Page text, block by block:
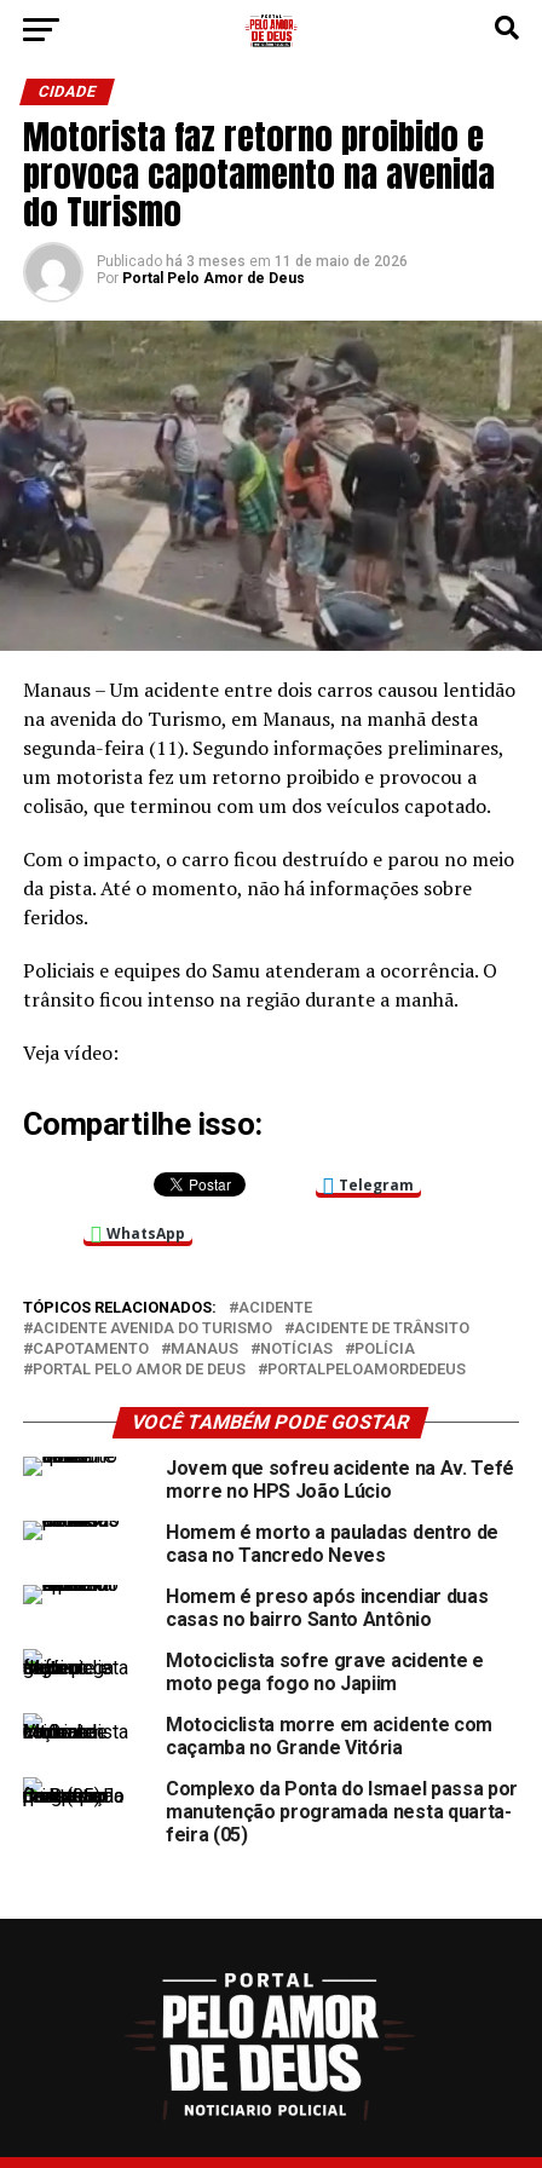
CIDADE
Motorista faz retorno proibido e
provoca capotamento na avenida
do Turismo
Publicado há 3 meses em 11 de maio de 2026
Por Portal Pelo Amor de Deus
Manaus – Um acidente entre dois carros causou lentidão
na avenida do Turismo, em Manaus, na manhã desta
segunda-feira (11). Segundo informações preliminares,
um motorista fez um retorno proibido e provocou a
colisão, que terminou com um dos veículos capotado.
Com o impacto, o carro ficou destruído e parou no meio
da pista. Até o momento, não há informações sobre
feridos.
Policiais e equipes do Samu atenderam a ocorrência. O
trânsito ficou intenso na região durante a manhã.
Veja vídeo:
Compartilhe isso:
Telegram
WhatsApp
TÓPICOS RELACIONADOS:
ACIDENTE
ACIDENTE AVENIDA DO TURISMO
ACIDENTE DE TRÂNSITO
CAPOTAMENTO
MANAUS NOTÍCIAS
POLÍCIA
PORTAL PELO AMOR DE DEUS
PORTALPELOAMORDEDEUS
VOCÊ TAMBÉM PODE GOSTAR
Jovem que sofreu acidente na Av. Tefé
morre no HPS João Lúcio
Homem é morto a pauladas dentro de
casa no Tancredo Neves
Homem é preso após incendiar duas
casas no bairro Santo Antônio
Motociclista sofre grave acidente e
moto pega fogo no Japiim
Motociclista morre em acidente com
caçamba no Grande Vitória
Complexo da Ponta do Ismael passa por
manutenção programada nesta quarta-
feira (05)